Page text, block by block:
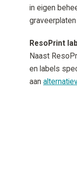
in eigen
ResoPrint
Naast
en labels
aan